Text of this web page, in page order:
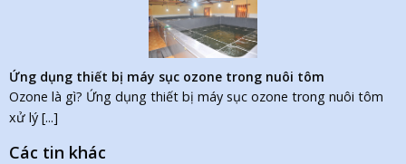
Ứng dụng thiết bị máy sục ozone trong nuôi tôm
Ozone là gì? Ứng dụng thiết bị máy sục ozone trong nuôi tôm
xử lý [...]
Các tin khác